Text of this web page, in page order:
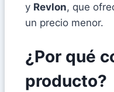
y Revlon, que
un precio menor.
¿Por qué
producto?